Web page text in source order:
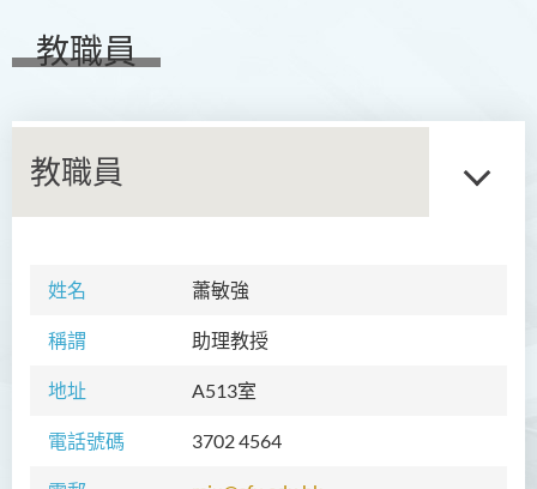
教職員
教職員
姓名 蕭敏強
稱謂 助理教授
地址 A513室
電話號碼 3702 4564
學院簡介
院長的話
願景和使命
教職員